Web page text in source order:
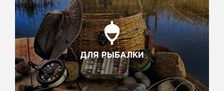
ДЛЯ РЫБАЛКИ